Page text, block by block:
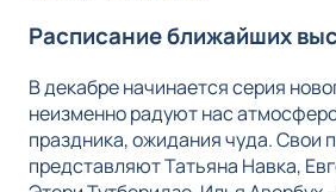
Расписание ближайших
В декабре начинается серия
неизменно радуют нас
праздника, ожидания чуда. Свои
представляют Татьяна Навка,